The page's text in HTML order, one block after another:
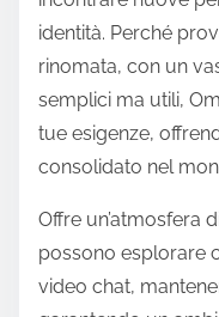
identità. Perché
rinomata, con un
semplici ma utili,
tue esigenze,
consolidato nel
Offre un’atmosfera
possono esplorare
video chat,